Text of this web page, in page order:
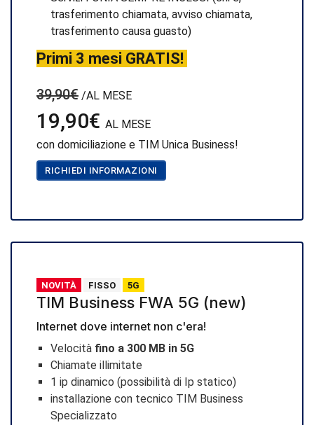
trasferimento chiamata, avviso chiamata,
trasferimento causa guasto)
Primi 3 mesi GRATIS!
39,90€ /AL MESE
19,90€ AL MESE
con domiciliazione e TIM Unica Business!
RICHIEDI INFORMAZIONI
NOVITÀ FISSO 5G
TIM Business FWA 5G (new)
Internet dove internet non c'era!
Velocità fino a 300 MB in 5G
Chiamate illimitate
1 ip dinamico (possibilità di Ip statico)
installazione con tecnico TIM Business
Specializzato